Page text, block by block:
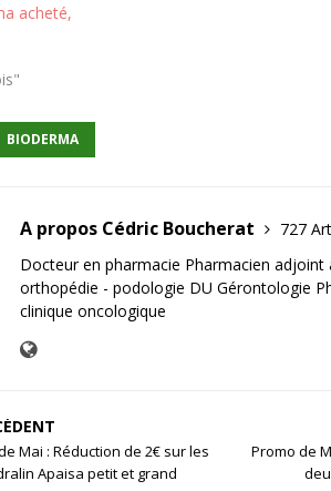
acheté,
BIODERMA
A propos Cédric Boucherat
727
Docteur en pharmacie Pharmacien adjoint
orthopédie - podologie DU Gérontologie
clinique oncologique
Mai : Réduction de 2€ sur les
Apaisa petit et grand
Promo de